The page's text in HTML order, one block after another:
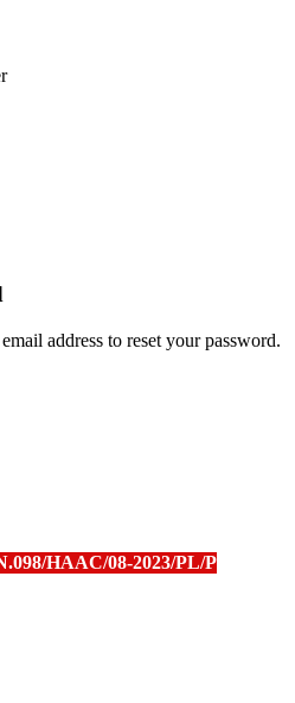
address to reset your password.
HAAC/08-2023/PL/P